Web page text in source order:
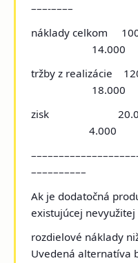
–––-––––
náklady
14.000
tržby z
18.000
zisk
4.000
––––––––––
Ak je dodatočná
existujúcej
rozdielové náklady
Uvedená alternatíva